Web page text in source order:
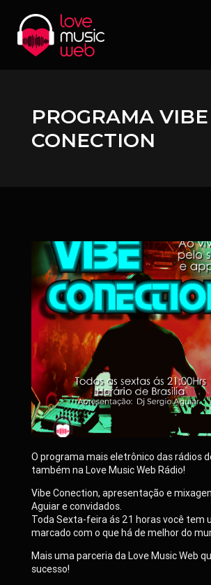
PROGRAMA VIBE
CONECTION
O programa mais eletrônico das rádios
também na Love Music Web Rádio!
Vibe Conection, apresentação e
Aguiar e convidados.
Toda Sexta-feira ás 21 horas você tem
marcado com o que há de melhor do
Mais uma parceria da Love Music Web
sucesso!